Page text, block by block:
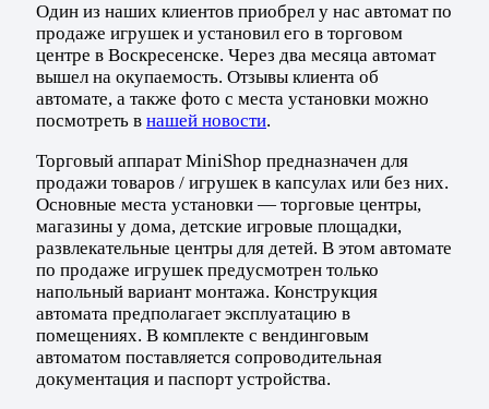
Один из наших клиентов приобрел у нас автомат по
продаже игрушек и установил его в торговом
центре в Воскресенске. Через два месяца автомат
вышел на окупаемость. Отзывы клиента об
автомате, а также фото с места установки можно
посмотреть в нашей новости.
Торговый аппарат MiniShop предназначен для
продажи товаров / игрушек в капсулах или без них.
Основные места установки — торговые центры,
магазины у дома, детские игровые площадки,
развлекательные центры для детей. В этом автомате
по продаже игрушек предусмотрен только
напольный вариант монтажа. Конструкция
автомата предполагает эксплуатацию в
помещениях. В комплекте с вендинговым
автоматом поставляется сопроводительная
документация и паспорт устройства.